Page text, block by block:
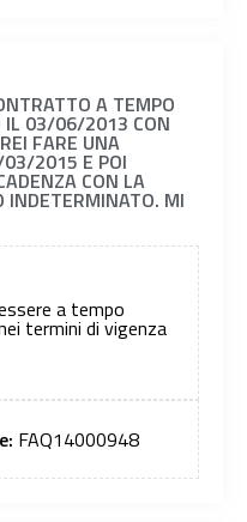
A TEMPO
IL 03/06/2013 CON
FARE UNA
03/2015 E POI
CON LA
INDETERMINATO. MI
a tempo
termini di vigenza
FAQ14000948